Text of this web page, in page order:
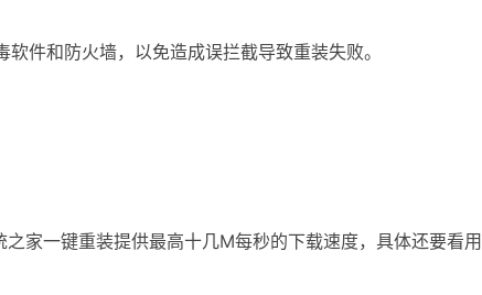
和防火墙，以免造成误拦截导致重装失败。
一键重装提供最高十几M每秒的下载速度，具体还要看用